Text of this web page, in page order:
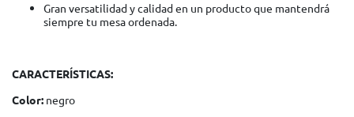
Gran versatilidad y calidad en un producto que mantendrá
siempre tu mesa ordenada.
CARACTERÍSTICAS:
Color: negro